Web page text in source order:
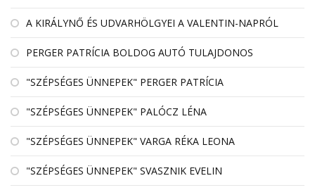
A KIRÁLYNŐ ÉS UDVARHÖLGYEI A VALENTIN-NAPRÓL
PERGER PATRÍCIA BOLDOG AUTÓ TULAJDONOS
"SZÉPSÉGES ÜNNEPEK" PERGER PATRÍCIA
"SZÉPSÉGES ÜNNEPEK" PALÓCZ LÉNA
"SZÉPSÉGES ÜNNEPEK" VARGA RÉKA LEONA
"SZÉPSÉGES ÜNNEPEK" SVASZNIK EVELIN